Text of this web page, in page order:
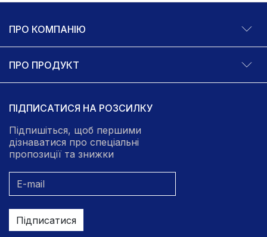
ПРО КОМПАНІЮ
ПРО ПРОДУКТ
ПІДПИСАТИСЯ НА РОЗСИЛКУ
Підпишіться, щоб першими
дізнаватися про спеціальні
пропозиції та знижки
Підписатися